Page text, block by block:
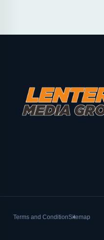
Terms and ConditionSitemap